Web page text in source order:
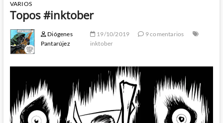
VARIOS
Topos #inktober
Diógenes
Pantarújez
19/10/2019
9 comentarios
inktober